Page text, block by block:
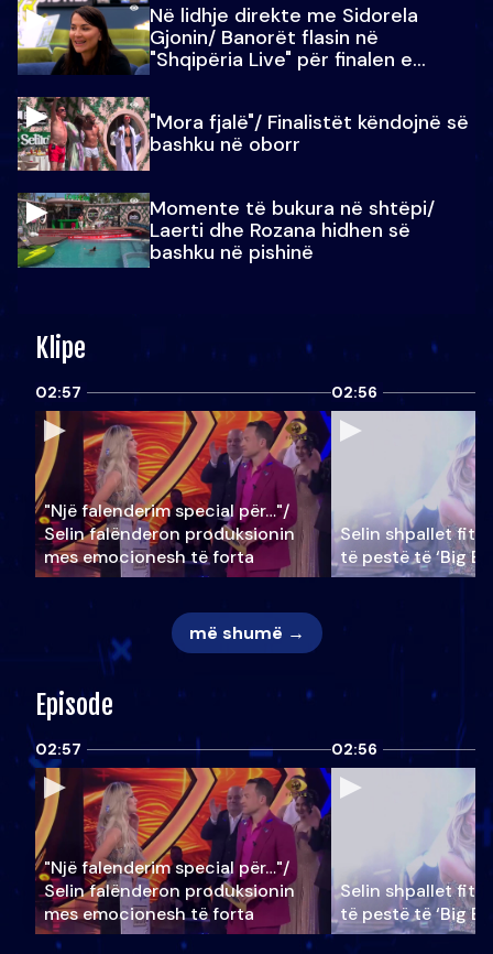
Në lidhje direkte me Sidorela
Gjonin/ Banorët flasin në
"Shqipëria Live" për finalen e
"Mora fjalë"/ Finalistët këndojnë së
bashku në oborr
Momente të bukura në shtëpi/
Laerti dhe Rozana hidhen së
bashku në pishinë
Klipe
02:57
"Një falenderim special për…"/
Selin falënderon produksionin
mes emocionesh të forta
02:56
Selin shpallet
të pestë të ‘Big
më shumë →
Episode
02:57
"Një falenderim special për…"/
Selin falënderon produksionin
mes emocionesh të forta
02:56
Selin shpallet
të pestë të ‘Big